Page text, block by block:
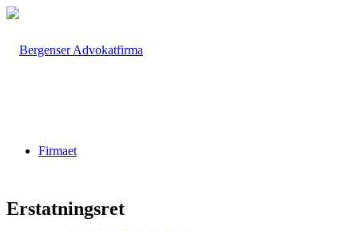
Firmaet
Erstatningsret